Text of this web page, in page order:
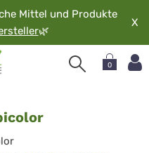
Mittel und Produkte
🌿
X
0